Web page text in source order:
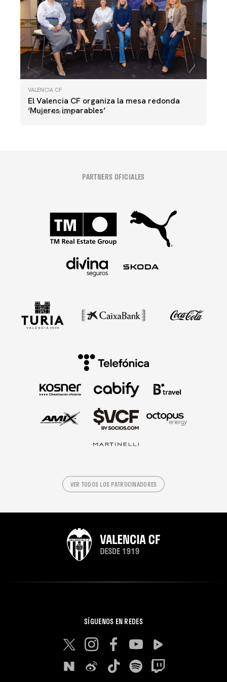
VALENCIA CF
El Valencia CF organiza la mesa redonda
‘Mujeres imparables’
22 enero 2024
PARTNERS OFICIALES
VER TODOS LOS PATROCINADORES
SÍGUENOS EN REDES